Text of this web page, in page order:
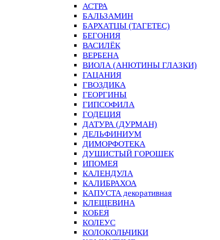
АСТРА
БАЛЬЗАМИН
БАРХАТЦЫ (ТАГЕТЕС)
БЕГОНИЯ
ВАСИЛЁК
ВЕРБЕНА
ВИОЛА (АНЮТИНЫ ГЛАЗКИ)
ГАЦАНИЯ
ГВОЗДИКА
ГЕОРГИНЫ
ГИПСОФИЛА
ГОДЕЦИЯ
ДАТУРА (ДУРМАН)
ДЕЛЬФИНИУМ
ДИМОРФОТЕКА
ДУШИСТЫЙ ГОРОШЕК
ИПОМЕЯ
КАЛЕНДУЛА
КАЛИБРАХОА
КАПУСТА декоративная
КЛЕЩЕВИНА
КОБЕЯ
КОЛЕУС
КОЛОКОЛЬЧИКИ